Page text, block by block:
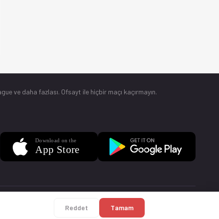
ve daha fazlası. Ofsayt ile hiçbir maçı kaçırmayın.
Reddet Tamam